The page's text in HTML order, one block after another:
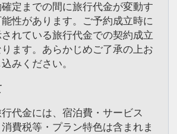
定までの間に旅行代金が変動す
能性があります。ご予約成立時に
れている旅行代金での契約成立
ります。あらかじめご了承の上お
みください。
行代金には、宿泊費・サービス
費税等・プラン特色は含まれま